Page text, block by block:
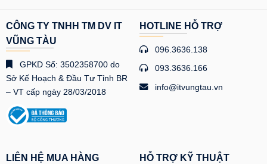
CÔNG TY TNHH TM DV IT
VŨNG TÀU
GPKD Số: 3502358700 do
Sở Kế Hoạch & Đầu Tư Tỉnh BR
– VT cấp ngày 28/03/2018
HOTLINE HỖ TRỢ
096.3636.138
093.3636.166
info@itvungtau.vn
LIÊN HỆ MUA HÀNG HỖ TRỢ KỸ THUẬT